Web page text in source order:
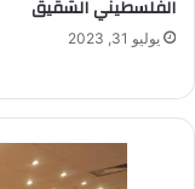
الفلسطيني الشقيق
يوليو 31, 2023